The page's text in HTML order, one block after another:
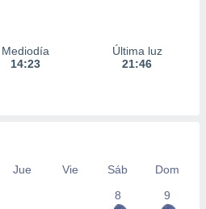
Mediodía
14:23
Última luz
21:46
Jue Vie Sáb
Dom
8
9